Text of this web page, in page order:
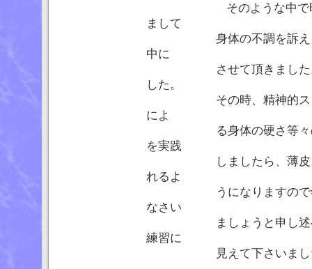
そのような中で昨年暮
まして
身体の不調を訴えられ
中に
させて頂きました。身
した。
その時、精神的ストレ
によ
る身体の硬さ等々の不
を実践
しましたら、薄皮を剥
れるよ
うになりますので年が
なさい
ましょうと申し述べま
練習に
見えて下さいまし